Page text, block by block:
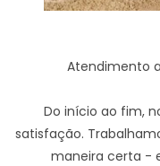
Atendimento
Do início ao fim,
satisfação.
maneira certa -